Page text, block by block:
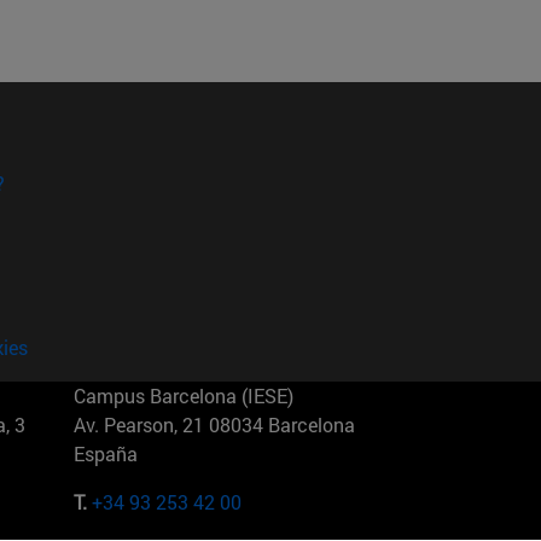
3
Campus Barcelona (IESE)
Av. Pearson, 21 08034 Barcelona
España
T.+34 93 253 42 00